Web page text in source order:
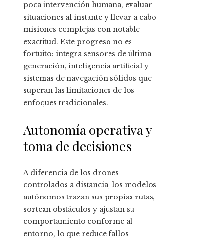
poca intervención humana, evaluar
situaciones al instante y llevar a cabo
misiones complejas con notable
exactitud. Este progreso no es
fortuito: integra sensores de última
generación, inteligencia artificial y
sistemas de navegación sólidos que
superan las limitaciones de los
enfoques tradicionales.
Autonomía operativa y
toma de decisiones
A diferencia de los drones
controlados a distancia, los modelos
autónomos trazan sus propias rutas,
sortean obstáculos y ajustan su
comportamiento conforme al
entorno, lo que reduce fallos